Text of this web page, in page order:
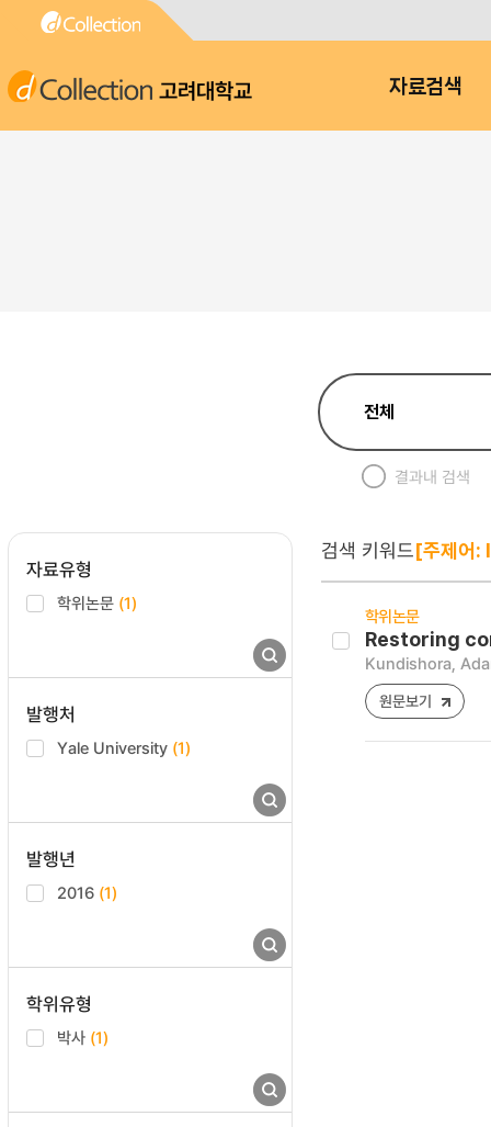
고려대학교 자료검색
결과내 검색
자료유형
학위논문 (1)
발행처
Yale University (1)
발행년
2016 (1)
학위유형
박사 (1)
검색 키워드[주제
학위논문
Restoring
Kundishora,
원문보기